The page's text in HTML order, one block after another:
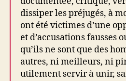
dissiper les préjugés, à
ont été victimes d’une
et d’accusations fausses
qu’ils ne sont que des
autres, ni meilleurs, ni
utilement servir à unir,